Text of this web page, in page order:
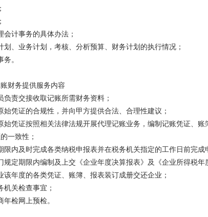
会计事务的具体办法；
划、业务计划，考核、分析预算、财务计划的执行情况；
。
财务提供服务内容
负责交接收取记账所需财务资料；
始凭证的合规性，并向甲方提供合法、合理性建议；
始凭证按照相关法律法规开展代理记账业务，编制记账凭证、账
一致性；
限内及时完成各类纳税申报表并在税务机关指定的工作日前完成
规定期限内编制及上交《企业年度决算报表》及《企业所得税年
该年度的各类凭证、账簿、报表装订成册交还企业；
机关检查事宜；
检网上预检。